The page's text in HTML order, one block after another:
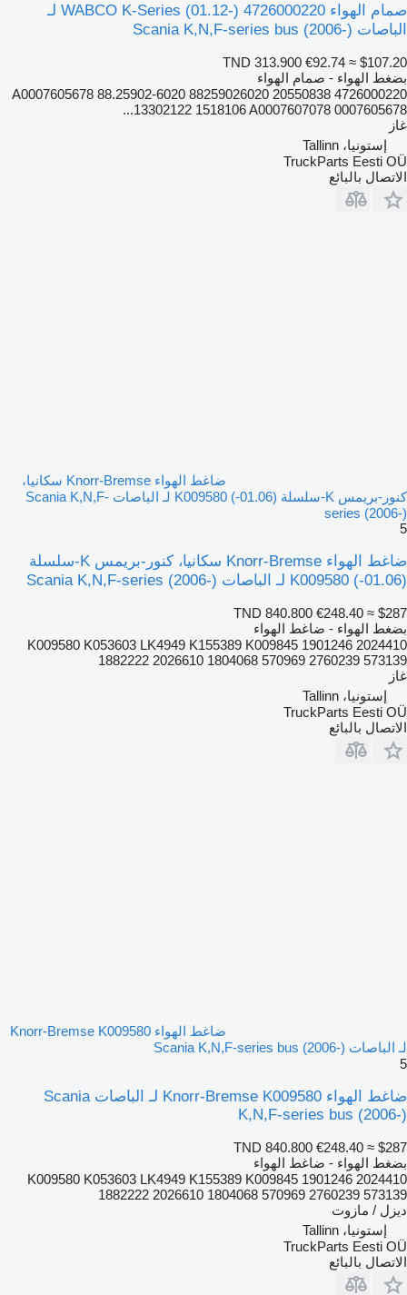
صمام الهواء WABCO K-Series (01.12-) 4726000220 لـ
الباصات Scania K,N,F-series bus (2006-)
TND 313.900 €92.74 ≈ $107.20
بضغط الهواء - صمام الهواء
4726000220 20550838 A0007605678 88.25902-6020 88259026020
13302122 1518106 A0007607078 0007605678...
غاز
إستونيا، Tallinn
TruckParts Eesti OÜ
الاتصال بالبائع
ضاغط الهواء Knorr-Bremse سكانيا،
كنور-بريمس K-سلسلة (01.06-) K009580 لـ الباصات Scania K,N,F-
series (2006-)
5
ضاغط الهواء Knorr-Bremse سكانيا، كنور-بريمس K-سلسلة
(01.06-) K009580 لـ الباصات Scania K,N,F-series (2006-)
TND 840.800 €248.40 ≈ $287
بضغط الهواء - ضاغط الهواء
K009580 K053603 LK4949 K155389 K009845 1901246 2024410
1882222 2026610 1804068 570969 2760239 573139
غاز
إستونيا، Tallinn
TruckParts Eesti OÜ
الاتصال بالبائع
ضاغط الهواء Knorr-Bremse K009580
لـ الباصات Scania K,N,F-series bus (2006-)
5
ضاغط الهواء Knorr-Bremse K009580 لـ الباصات Scania
K,N,F-series bus (2006-)
TND 840.800 €248.40 ≈ $287
بضغط الهواء - ضاغط الهواء
K009580 K053603 LK4949 K155389 K009845 1901246 2024410
1882222 2026610 1804068 570969 2760239 573139
ديزل / مازوت
إستونيا، Tallinn
TruckParts Eesti OÜ
الاتصال بالبائع